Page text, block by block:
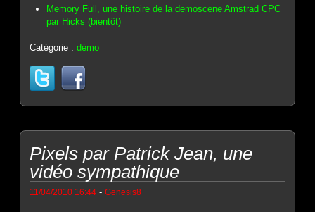
Memory Full, une histoire de la demoscene Amstrad CPC
par Hicks (bientôt)
Catégorie :démo
Pixels par Patrick Jean, une
vidéo sympathique
11/04/2010 16:44 -Genesis8